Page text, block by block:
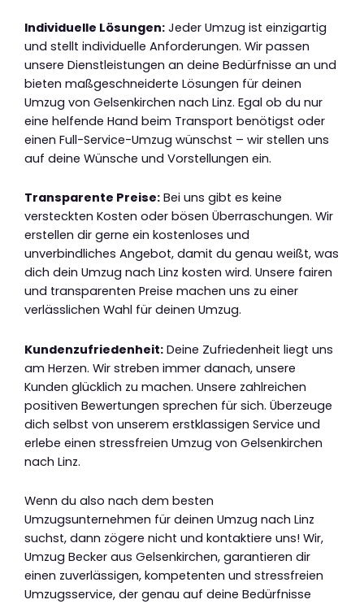
Individuelle Lösungen: Jeder Umzug ist einzigartig
und stellt individuelle Anforderungen. Wir passen
unsere Dienstleistungen an deine Bedürfnisse an und
bieten maßgeschneiderte Lösungen für deinen
Umzug von Gelsenkirchen nach Linz. Egal ob du nur
eine helfende Hand beim Transport benötigst oder
einen Full-Service-Umzug wünschst – wir stellen uns
auf deine Wünsche und Vorstellungen ein.
Transparente Preise: Bei uns gibt es keine
versteckten Kosten oder bösen Überraschungen. Wir
erstellen dir gerne ein kostenloses und
unverbindliches Angebot, damit du genau weißt, was
dich dein Umzug nach Linz kosten wird. Unsere fairen
und transparenten Preise machen uns zu einer
verlässlichen Wahl für deinen Umzug.
Kundenzufriedenheit: Deine Zufriedenheit liegt uns
am Herzen. Wir streben immer danach, unsere
Kunden glücklich zu machen. Unsere zahlreichen
positiven Bewertungen sprechen für sich. Überzeuge
dich selbst von unserem erstklassigen Service und
erlebe einen stressfreien Umzug von Gelsenkirchen
nach Linz.
Wenn du also nach dem besten
Umzugsunternehmen für deinen Umzug nach Linz
suchst, dann zögere nicht und kontaktiere uns! Wir,
Umzug Becker aus Gelsenkirchen, garantieren dir
einen zuverlässigen, kompetenten und stressfreien
Umzugsservice, der genau auf deine Bedürfnisse